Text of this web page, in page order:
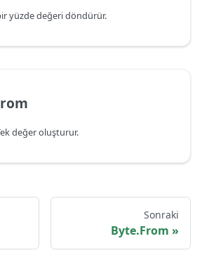
yüzde değeri döndürür.
değer oluşturur.
Sonraki
Byte.From